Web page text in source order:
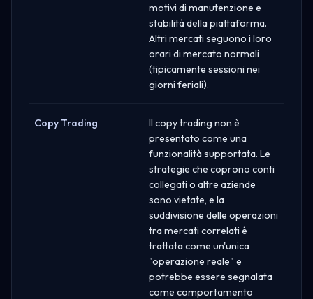
motivi di manutenzione e
stabilità della piattaforma.
Altri mercati seguono i loro
orari di mercato normali
(tipicamente sessioni nei
giorni feriali).
Copy Trading
Il copy trading non è
presentato come una
funzionalità supportata. Le
strategie che coprono conti
collegati o altre aziende
sono vietate, e la
suddivisione delle operazioni
tra mercati correlati è
trattata come un'unica
"operazione reale" e
potrebbe essere segnalata
come comportamento